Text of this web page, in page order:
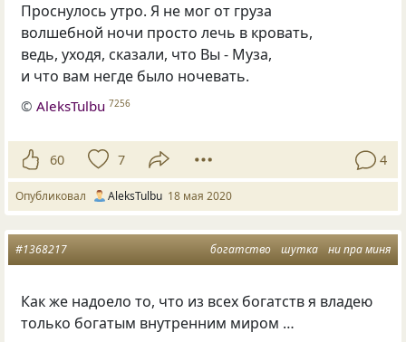
Проснулось утро. Я не мог от груза
волшебной ночи просто лечь в кровать,
ведь, уходя, сказали, что Вы - Муза,
и что вам негде было ночевать.
©AleksTulbu 7256
60 7 4
Опубликовал AleksTulbu 18 мая 2020
богатство шутка ни пра миня
#1368217
Как же надоело то, что из всех богатств я владею
только богатым внутренним миром …